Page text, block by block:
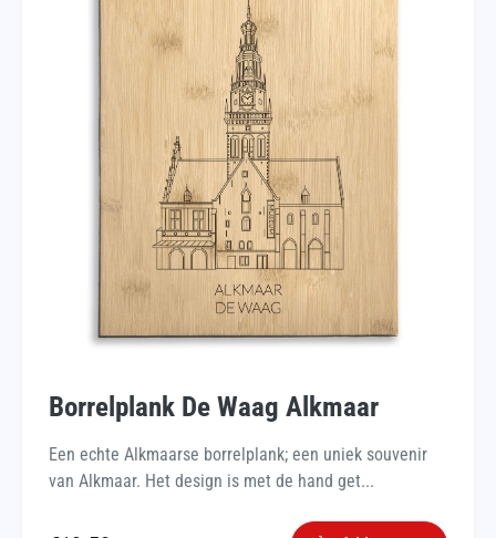
Borrelplank De Waag Alkmaar
Een echte Alkmaarse borrelplank; een uniek souvenir
van Alkmaar. Het design is met de hand get...